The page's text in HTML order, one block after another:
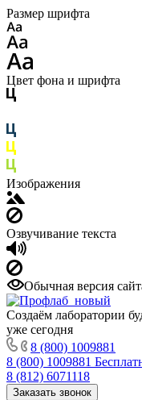
Размер шрифта
Цвет фона и шрифта
Изображения
Озвучивание текста
Обычная версия
Создаём лаборатории
уже сегодня
8 (800) 1009881
8 (800) 1009881
8 (812) 6071118
Заказать звонок